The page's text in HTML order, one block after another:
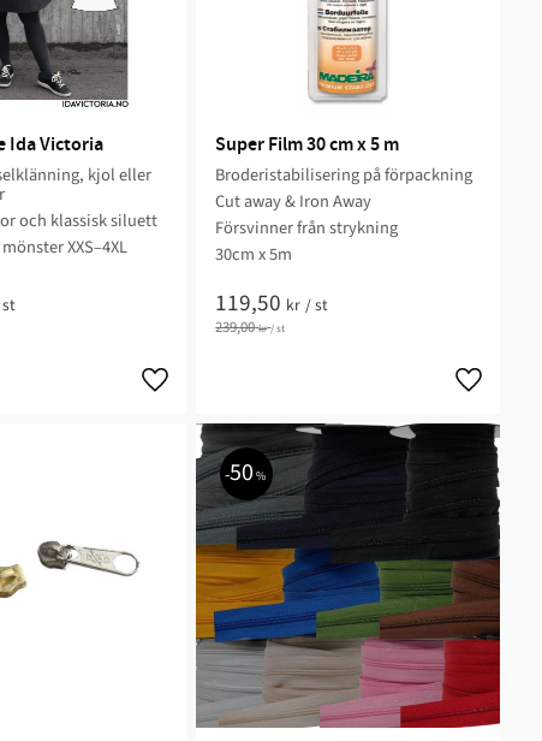
Ida Victoria
kjol eller
och klassisk siluett
XXS–4XL
st
Super Film 30 cm x 5 m
Broderistabilisering på förpackning
Cut away & Iron Away
Försvinner från strykning
30cm x 5m
119,50 kr /st
239,00 kr /st
50 %